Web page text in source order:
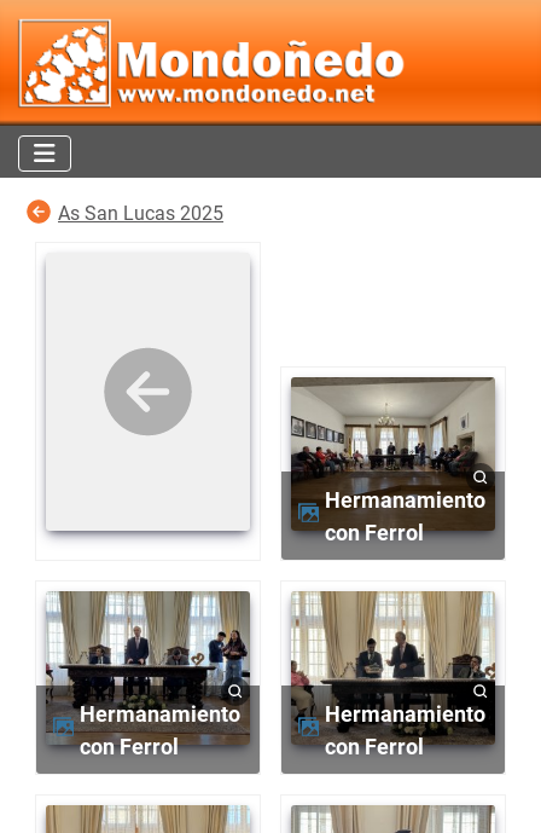
As San Lucas 2025
Hermanamiento
con Ferrol
Hermanamiento
con Ferrol
Hermanamiento
con Ferrol